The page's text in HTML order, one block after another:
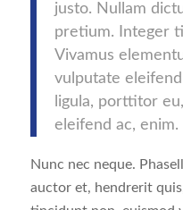
justo. Nullam
pretium. Integer
Vivamus
vulputate
ligula, porttitor
eleifend ac, enim.
Nunc nec neque.
auctor et, hendrerit